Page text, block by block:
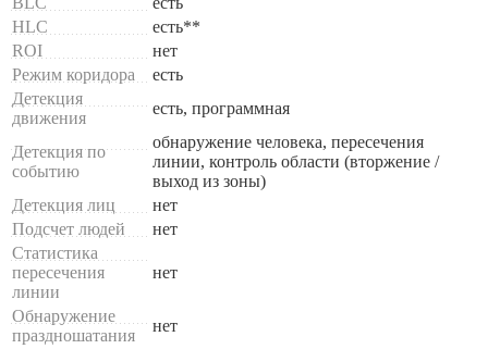
HLC
есть**
ROI
нет
Режим коридора
есть
Детекция
движения
есть, программная
Детекция по
событию
обнаружение человека, пересечения
линии, контроль области (вторжение /
выход из зоны)
Детекция лиц
нет
Подсчет людей
нет
Статистика
пересечения
линии
нет
Обнаружение
праздношатания
нет